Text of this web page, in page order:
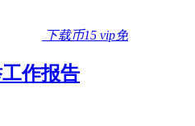
下载币15 vip免
作报告